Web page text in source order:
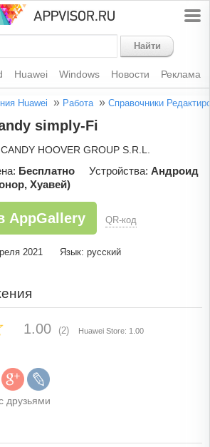
Найти
Huawei Windows Новости Реклама
Huawei » Работа » Справочники
simply-Fi
HOOVER GROUP S.R.L.
Бесплатно Устройства: Андроид
Хуавей)
AppGallery QR-код
2021
Язык: русский
1.00 (2) Huawei Store: 1.00
друзьями